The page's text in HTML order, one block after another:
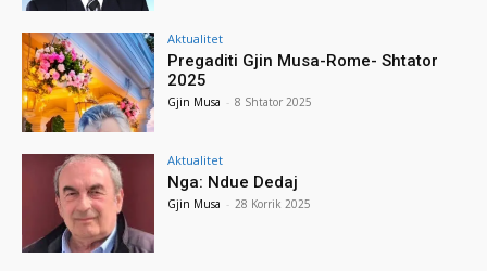
Aktualitet
Pregaditi Gjin Musa-Rome- Shtator
2025
Gjin Musa - 8 Shtator 2025
Aktualitet
Nga: Ndue Dedaj
Gjin Musa - 28 Korrik 2025